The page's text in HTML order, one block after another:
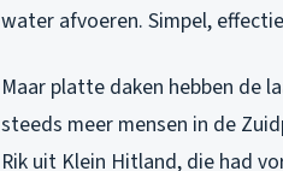
water afvoeren. Simpel,
Maar platte daken hebben de
steeds meer mensen in de
Rik uit Klein Hitland, die had